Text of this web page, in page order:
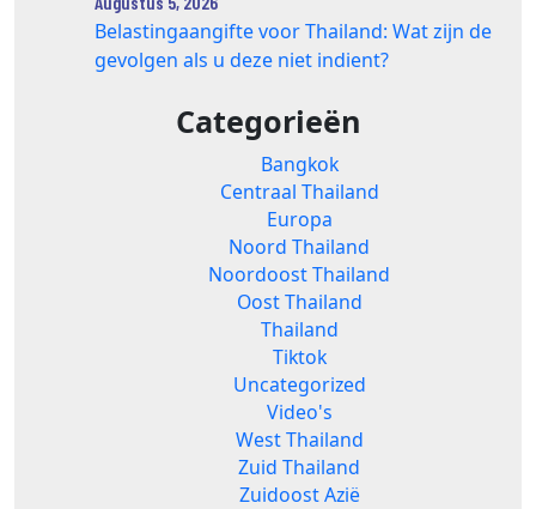
Belastingaangifte voor Thailand: Wat zijn de
gevolgen als u deze niet indient?
Categorieën
Bangkok
Centraal Thailand
Europa
Noord Thailand
Noordoost Thailand
Oost Thailand
Thailand
Tiktok
Uncategorized
Video's
West Thailand
Zuid Thailand
Zuidoost Azië